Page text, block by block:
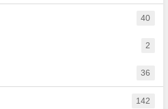
40
2
36
142